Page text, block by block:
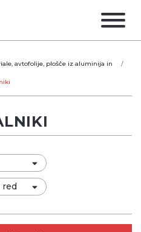
avtofolije, plošče iz aluminija in